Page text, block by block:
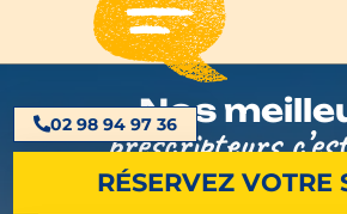
02 98 94 97 36
RÉSERVEZ VOTRE
Nos
prescripteurs